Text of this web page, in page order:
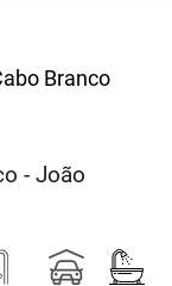
Branco
- João